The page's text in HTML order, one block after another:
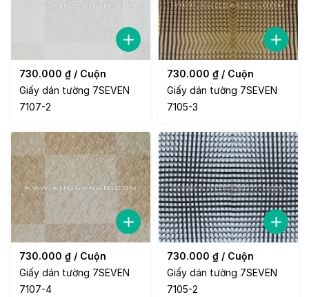
730.000 ₫ / Cuộn
Giấy dán tường 7SEVEN
7107-2
730.000 ₫ / Cuộn
Giấy dán tường 7SEVEN
7105-3
730.000 ₫ / Cuộn
Giấy dán tường 7SEVEN
7107-4
730.000 ₫ / Cuộn
Giấy dán tường 7SEVEN
7105-2